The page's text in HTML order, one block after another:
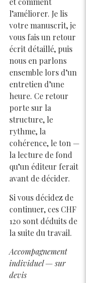
l’améliorer. Je lis
votre manuscrit, je
vous fais un retour
écrit détaillé, puis
nous en parlons
ensemble lors d’un
entretien d’une
heure. Ce retour
porte sur la
structure, le
rythme, la
cohérence, le ton —
la lecture de fond
qu’un éditeur ferait
avant de décider.
Si vous décidez de
continuer, ces CHF
120 sont déduits de
la suite du travail.
Accompagnement
individuel — sur
devis